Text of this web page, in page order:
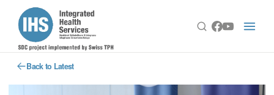
Back to Latest